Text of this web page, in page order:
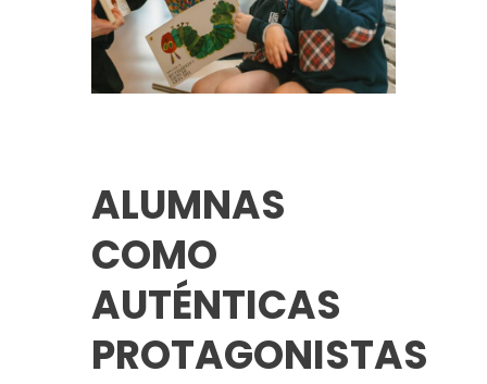
ALUMNAS
COMO
AUTÉNTICAS
PROTAGONISTAS